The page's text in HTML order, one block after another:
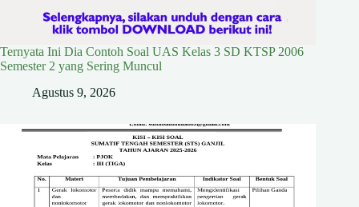
Ternyata Ini Dia Contoh Soal UAS Kelas 3 SD KTSP 2006
Semester 2 yang Sering Muncul
Agustus 9, 2026